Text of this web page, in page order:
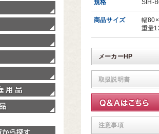
規格 SIH-
商品サイズ
幅
重量
メーカーHP
取扱説明書
注意事項
製品分類一覧から探す